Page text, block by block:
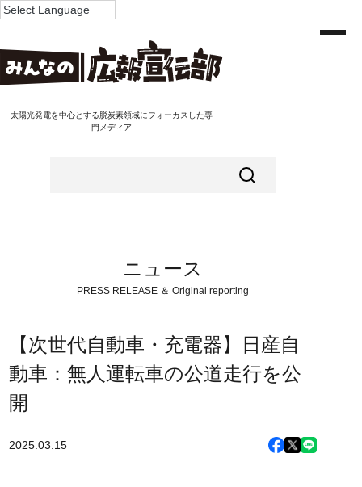
太陽光発電を中心とする脱炭素領域にフォーカスした専
門メディア
ニュース
PRESS RELEASE ＆ Original reporting
【次世代自動車・充電器】日産自
動車：無人運転車の公道走行を公
開
2025.03.15